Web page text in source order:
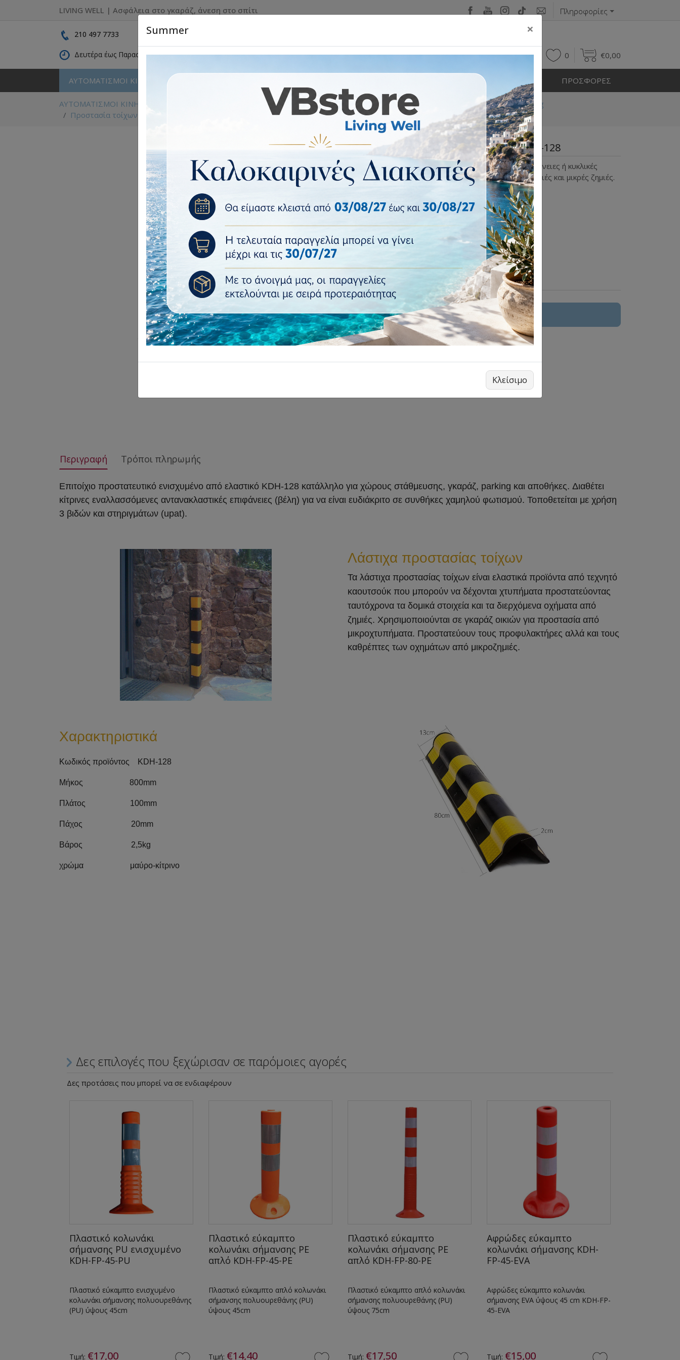
LIVING WELL | Ασφάλεια στο γκαράζ, άνεση στο σπίτι Πληροφορίες
210 497 7733
Δευτέρα έως Παρασκευή: 09:00 - 16:30 0 0 €0,00
ΑΥΤΟΜΑΤΙΣΜΟΙ ΚΙΝΗΣΗΣ ΕΙΔΗ ΕΞΩΤΕΡΙΚΟΥ ΧΩΡΟΥ ΠΡΟΣΦΟΡΕΣ
ΑΥΤΟΜΑΤΙΣΜΟΙ ΚΙΝΗΣΗΣ Εξοπλισμός Parking & Σήμανση Στάθμευσης
Τάκοι Τροχών, Στοπ Στάθμευσης & Προστατευτικά Parking
Προστασία τοίχων και γωνιών
Γωνιά προστασίας ενισχυμένη από ελαστικό KDH-128
Γωνιά προστασίας ενισχυμένη από ελαστικό KDH-128
Προστατευτικό τοίχου για την αποφυγή φθορών σε επίπεδες επιφάνειες ή κυκλικές
κολώνες καθώς και για την προστασία των οχημάτων από γρατζουνιές και μικρές ζημιές.
Κωδικός vbstore:
N-01201
Τιμή:
€17,50
Ποσότητα:
Προσθήκη στο καλάθι
Περιγραφή Τρόποι πληρωμής
Επιτοίχιο προστατευτικό ενισχυμένο από ελαστικό KDH-128 κατάλληλο για χώρους στάθμευσης, γκαράζ, parking και αποθήκες. Διαθέτει
κίτρινες εναλλασσόμενες αντανακλαστικές επιφάνειες (βέλη) για να είναι ευδιάκριτο σε συνθήκες χαμηλού φωτισμού. Τοποθετείται με χρήση
3 βιδών και στηριγμάτων (upat).
Λάστιχα προστασίας τοίχων
Τα λάστιχα προστασίας τοίχων είναι ελαστικά προϊόντα από τεχνητό
καουτσούκ που μπορούν να δέχονται χτυπήματα προστατεύοντας
ταυτόχρονα τα δομικά στοιχεία και τα διερχόμενα οχήματα από
ζημιές. Χρησιμοποιούνται σε γκαράζ οικιών για προστασία από
μικροχτυπήματα. Προστατεύουν τους προφυλακτήρες αλλά και τους
καθρέπτες των οχημάτων από μικροζημιές.
Χαρακτηριστικά
Κωδικός προϊόντος KDH-128
Μήκος 800mm
Πλάτος 100mm
Πάχος 20mm
Βάρος 2,5kg
χρώμα μαύρο-κίτρινο
Δες επιλογές που ξεχώρισαν σε παρόμοιες αγορές
Δες προτάσεις που μπορεί να σε ενδιαφέρουν
Πλαστικό κολωνάκι
σήμανσης PU ενισχυμένο
KDH-FP-45-PU
Πλαστικό εύκαμπτο ενισχυμένο
κολωνάκι σήμανσης πολυουρεθάνης
(PU) ύψους 45cm
Τιμή: €17,00
Πλαστικό εύκαμπτο
κολωνάκι σήμανσης PE
απλό KDH-FP-45-PE
Πλαστικό εύκαμπτο απλό κολωνάκι
σήμανσης πολυουρεθάνης (PU)
ύψους 45cm
Τιμή: €14,40
Πλαστικό εύκαμπτο
κολωνάκι σήμανσης PE
απλό KDH-FP-80-PE
Πλαστικό εύκαμπτο απλό κολωνάκι
σήμανσης πολυουρεθάνης (PU)
ύψους 75cm
Τιμή: €17,50
Αφρώδες εύκαμπτο
κολωνάκι σήμανσης KDH-
FP-45-EVA
Αφρώδες εύκαμπτο κολωνάκι
σήμανσης EVA ύψους 45 cm KDH-FP-
45-EVA
Τιμή: €15,00
Summer ×
Κλείσιμο